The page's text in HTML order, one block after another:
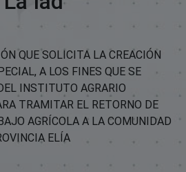
QUE SOLICITA LA CREACIÓN
A LOS FINES QUE SE
INSTITUTO AGRARIO
TRAMITAR EL RETORNO DE
AGRÍCOLA A LA COMUNIDAD
ELÍA